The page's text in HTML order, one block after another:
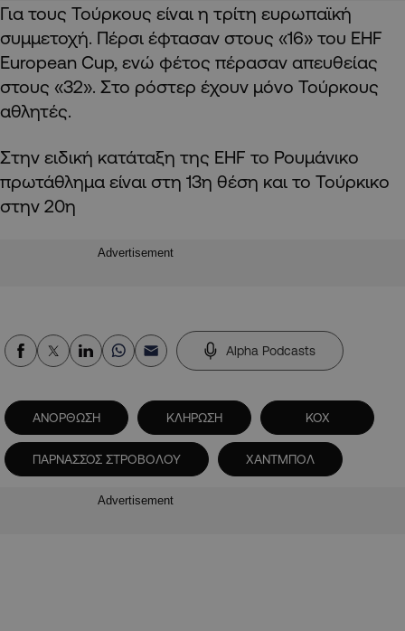
Για τους Τούρκους είναι η τρίτη ευρωπαϊκή
συμμετοχή. Πέρσι έφτασαν στους «16» του EHF
European Cup, ενώ φέτος πέρασαν απευθείας
στους «32». Στο ρόστερ έχουν μόνο Τούρκους
αθλητές.
Στην ειδική κατάταξη της EHF το Ρουμάνικο
πρωτάθλημα είναι στη 13η θέση και το Τούρκικο
στην 20η
Advertisement
Alpha Podcasts
ΑΝΟΡΘΩΣΗ ΚΛΗΡΩΣΗ ΚΟΧ
ΠΑΡΝΑΣΣΟΣ ΣΤΡΟΒΟΛΟΥ ΧΑΝΤΜΠΟΛ
Advertisement